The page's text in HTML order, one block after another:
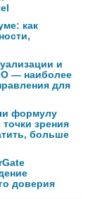
как
и
— наиболее
для
формулу
зрения
больше
доверия